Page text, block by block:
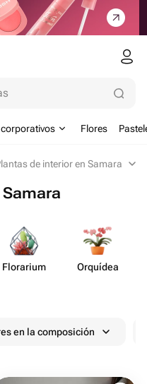
Flores
de interior en Samara
Florarium Orquídea
en la composición